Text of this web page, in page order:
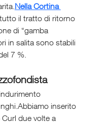
Nella Cortina
il tratto di ritorno
di “gamba
in salita sono stabili
7 %.
inserito
due volte a